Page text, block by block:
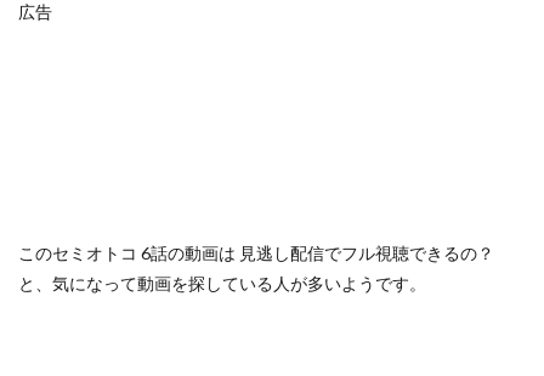
広告
このセミオトコ 6話の動画は 見逃し配信でフル視聴できるの？
と、気になって動画を探している人が多いようです。